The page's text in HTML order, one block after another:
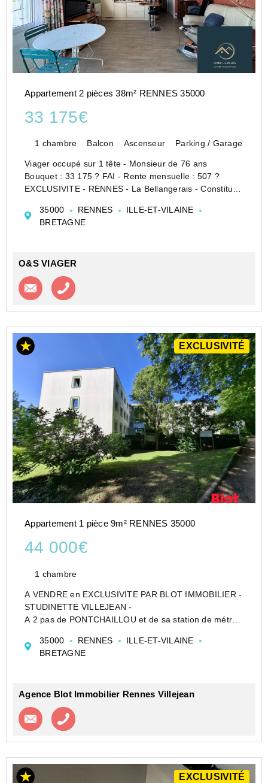
Appartement 2 pièces 38m² RENNES 35000
33 175€
1 chambre Balcon Ascenseur Parking / Garage
Viager occupé sur 1 tête - Monsieur de 76 ans
Bouquet : 33 175 ? FAI - Rente mensuelle : 507 ?
EXCLUSIVITE - RENNES - La Bellangerais - Constituez
financier optimisé
Dans une copropriété de 1994,...
35000 RENNES
ILLE-ET-VILAINE
BRETAGNE
O&S VIAGER
Contacter l'agence
EXCLUSIVITÉ
Appartement 1 pièce 9m² RENNES 35000
44 000€
1 chambre
A VENDRE en EXCLUSIVITE PAR BLOT IMMOBILIER -
STUDINETTE VILLEJEAN -
A 2 pas de PONTCHAILLOU et de sa station de métro -
Venez découvrir cette studette vendue louée situé Rue
Henri le Guilloux. Elle se compose d'une...
35000 RENNES
ILLE-ET-VILAINE
BRETAGNE
Agence Blot Immobilier Rennes Villejean
Contacter l'agence
EXCLUSIVITÉ